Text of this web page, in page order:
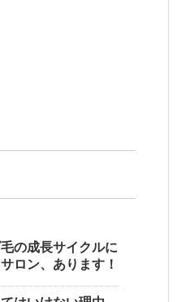
の成長サイクルに
ロン、あります！